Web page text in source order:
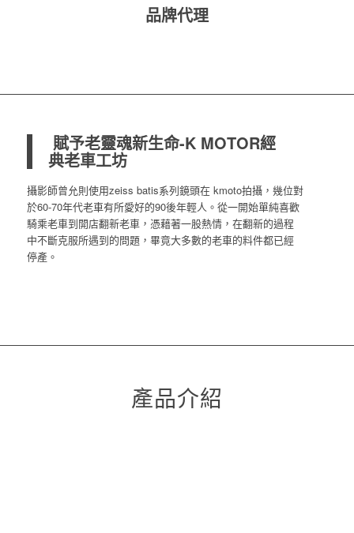
品牌代理
賦予老靈魂新生命-K MOTOR經
典老車工坊
攝影師曾允則使用zeiss batis系列鏡頭在 kmoto拍攝，幾位對
於60-70年代老車有所愛好的90後年輕人。從一開始單純喜歡
騎乘老車到開店翻新老車，憑藉著一股熱情，在翻新的過程
中不斷克服所遇到的問題，畢竟大多數的老車的料件都已經
停產。
產品介紹